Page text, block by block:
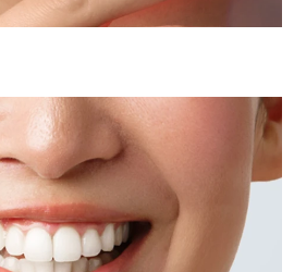
預計送達日期8/9/26
預計送達日期
預計送達日期 8/13/26
預計送達日期 8/10/26